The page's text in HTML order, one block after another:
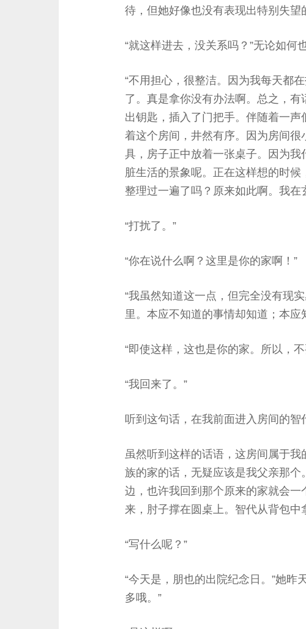
待，但她好像也没有表现出特别失望
“就这样进去，没关系吗？”无论如何
“不用担心，很整洁。因为我每天都
了。真是拿你没有办法啊。总之，
出钥匙，插入了门把手。伴随着一
着这个房间，井然有序。因为房间
具，房子正中放着一张桌子。因为
脏生活的景象呢。正在这样想的时
整理过一遍了吗？原来如此啊。我在
“打扰了。”
“你在说什么啊？这里是你的家啊！”
“我虽然知道这一点，但完全没有现
里。本应不知道的事情却知道；本应
“即使这样，这也是你的家。所以，
“我回来了。”
听到这句话，在我前面进入房间的智
虽然听到这样的话语，这房间属于
族的家的话，无疑应该是我父亲那
边，也许我回到那个原来的家就会
来，肘子撑在圆桌上。智代从背包中
“写什么呢？”
“今天是，朋也的出院纪念日。”她昨
多哦。”